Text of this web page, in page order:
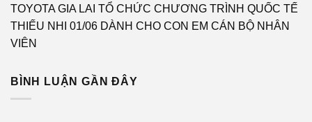
TOYOTA GIA LAI TỔ CHỨC CHƯƠNG TRÌNH QUỐC TẾ
THIẾU NHI 01/06 DÀNH CHO CON EM CÁN BỘ NHÂN
VIÊN
BÌNH LUẬN GẦN ĐÂY